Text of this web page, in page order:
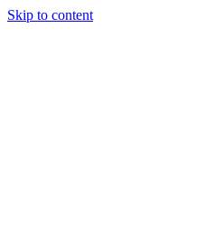
Skip to content